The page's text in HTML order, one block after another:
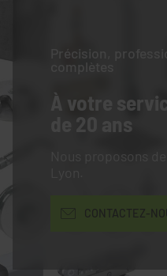
Précision,
complètes
À votre
de 20 ans
Nous proposons
CONTACTEZ-